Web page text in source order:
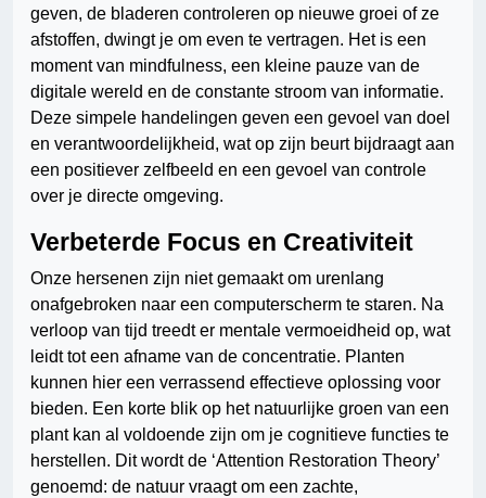
geven, de bladeren controleren op nieuwe groei of ze
afstoffen, dwingt je om even te vertragen. Het is een
moment van mindfulness, een kleine pauze van de
digitale wereld en de constante stroom van informatie.
Deze simpele handelingen geven een gevoel van doel
en verantwoordelijkheid, wat op zijn beurt bijdraagt aan
een positiever zelfbeeld en een gevoel van controle
over je directe omgeving.
Verbeterde Focus en Creativiteit
Onze hersenen zijn niet gemaakt om urenlang
onafgebroken naar een computerscherm te staren. Na
verloop van tijd treedt er mentale vermoeidheid op, wat
leidt tot een afname van de concentratie. Planten
kunnen hier een verrassend effectieve oplossing voor
bieden. Een korte blik op het natuurlijke groen van een
plant kan al voldoende zijn om je cognitieve functies te
herstellen. Dit wordt de ‘Attention Restoration Theory’
genoemd: de natuur vraagt om een zachte,